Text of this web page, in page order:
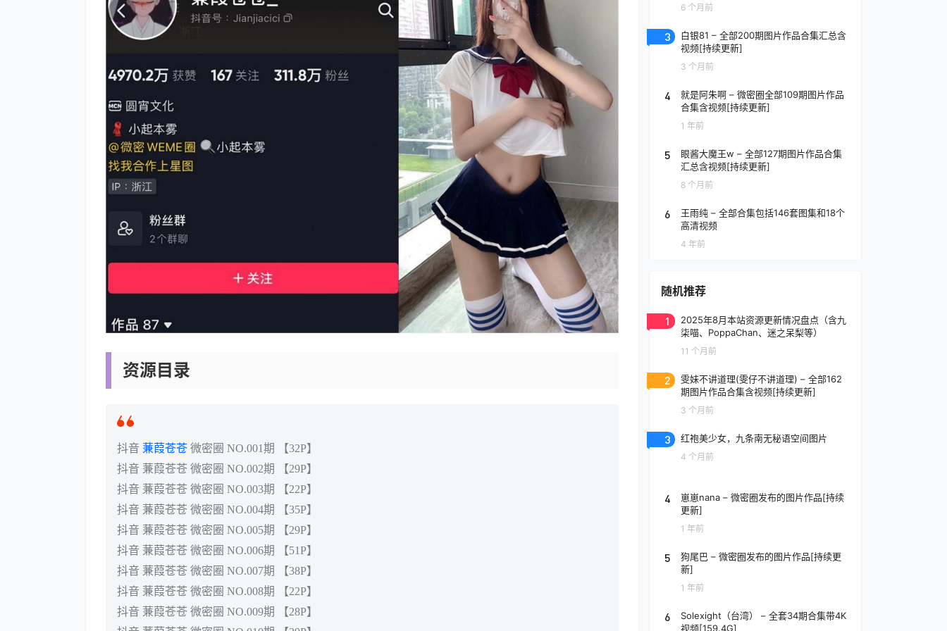
资源目录
抖音 蒹葭苍苍 微密圈 NO.001期 【32P】
抖音 蒹葭苍苍 微密圈 NO.002期 【29P】
抖音 蒹葭苍苍 微密圈 NO.003期 【22P】
抖音 蒹葭苍苍 微密圈 NO.004期 【35P】
抖音 蒹葭苍苍 微密圈 NO.005期 【29P】
抖音 蒹葭苍苍 微密圈 NO.006期 【51P】
抖音 蒹葭苍苍 微密圈 NO.007期 【38P】
抖音 蒹葭苍苍 微密圈 NO.008期 【22P】
抖音 蒹葭苍苍 微密圈 NO.009期 【28P】
6 个月前
3
白银81 – 全部200期图片作品合集汇总含
视频[持续更新]
3 个月前
4
就是阿朱啊 – 微密圈全部109期图片作品
合集含视频[持续更新]
1 年前
5
眼酱大魔王w – 全部127期图片作品合集
汇总含视频[持续更新]
8 个月前
6
王雨纯 – 全部合集包括146套图集和18个
高清视频
4 年前
随机推荐
1
2025年8月本站资源更新情况盘点（含九
柒喵、PoppaChan、迷之呆梨等）
11 个月前
2
雯妹不讲道理(雯仔不讲道理) – 全部162
期图片作品合集含视频[持续更新]
3 个月前
3 红袍美少女，九条南无秘语空间图片
4 个月前
4
崽崽nana – 微密圈发布的图片作品[持续
更新]
1 年前
5
狗尾巴 – 微密圈发布的图片作品[持续更
新]
1 年前
6
Solexight（台湾） – 全套34期合集带4K
视频[159.4G]